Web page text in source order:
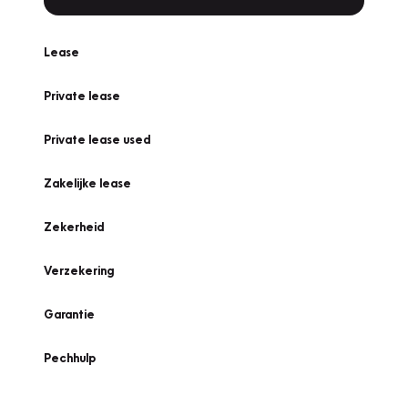
Lease
Private lease
Private lease used
Zakelijke lease
Zekerheid
Verzekering
Garantie
Pechhulp